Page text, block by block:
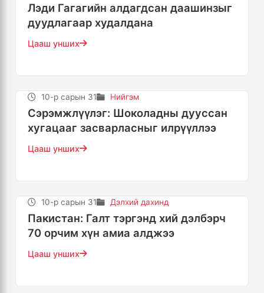
Лэди Гагагийн алдагдсан даашинзыг
дуудлагаар худалдана
Цааш унших
10-р сарын 31 Нийгэм
Сэрэмжлүүлэг: Шоколадны дууссан
хугацааг засварласныг илрүүллээ
Цааш унших
10-р сарын 31 Дэлхий дахинд
Пакистан: Галт тэргэнд хий дэлбэрч
70 орчим хүн амиа алджээ
Цааш унших